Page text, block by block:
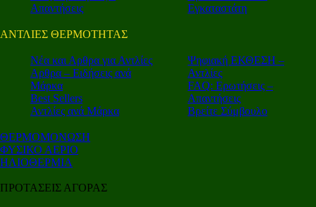
Απαντήσεις
Εγκαταστάτη
ΑΝΤΛΙΕΣ ΘΕΡΜΟΤΗΤΑΣ
Nέα και Αρθρα για Αντλίες
Αρθρα – Ειδήσεις ανά
Μάρκα
Best Sellers
Αντλίες ανά Μάρκα
Ψηφιακή ΕΚΘΕΣΗ –
Αντλίες
FAQ: Ερωτήσεις –
Απαντήσεις
Βρείτε Σύμβουλο
ΘΕΡΜΟΜΟΝΩΣΗ
ΦΥΣΙΚΟ ΑΕΡΙΟ
ΗΛΙΟΘΕΡΜΙΑ
ΠΡΟΤΑΣΕΙΣ ΑΓΟΡΑΣ